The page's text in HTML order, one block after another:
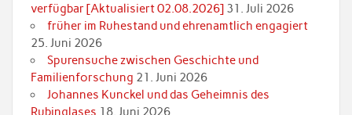
verfügbar [Aktualisiert 02.08.2026] 31. Juli 2026
früher im Ruhestand und ehrenamtlich engagiert
25. Juni 2026
Spurensuche zwischen Geschichte und
Familienforschung 21. Juni 2026
Johannes Kunckel und das Geheimnis des